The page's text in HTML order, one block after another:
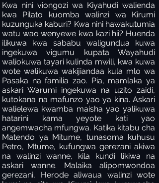
Kwa nini viongozi wa Kiyahudi walienda
kwa Pilato kuomba walinzi wa Kirumi
kuzunguka kaburi? Kwa nini hawakutumia
watu wao wenyewe kwa kazi hii? Huenda
ilikuwa kwa sababu waligundua kuwa
ingekuwa vigumu kupata Wayahudi
waliokuwa tayari kulinda mwili, kwa kuwa
wote walikuwa wakijiandaa kula mlo wa
Pasaka na familia zao. Pia, mamlaka ya
askari Warumi ingekuwa na uzito zaidi,
kutokana na mafunzo yao ya kina. Askari
walielewa kwamba maisha yao yalikuwa
hatarini kama yeyote kati yao
angemwacha mfungwa. Katika kitabu cha
Matendo ya Mitume, tunasoma kuhusu
Petro, Mtume, kufungwa gerezani akiwa
na walinzi wanne, kila kundi likiwa na
askari wanne. Malaika alipomwondoa
gerezani, Herode aliwaua walinzi wote